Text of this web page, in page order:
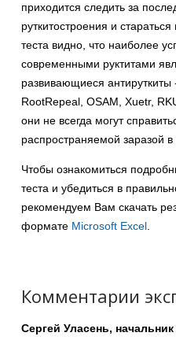
приходится следить за
руткитостроения и
теста видно, что наиболее
современными руктитами
развивающиеся
RootRepeal, OSAM, Xuetr,
они не всегда могут
распространяемой заразой
Чтобы ознакомиться
теста и убедиться в
рекомендуем Вам скачать
формате Microsoft Excel.
Комментарии
Сергей Уласень,